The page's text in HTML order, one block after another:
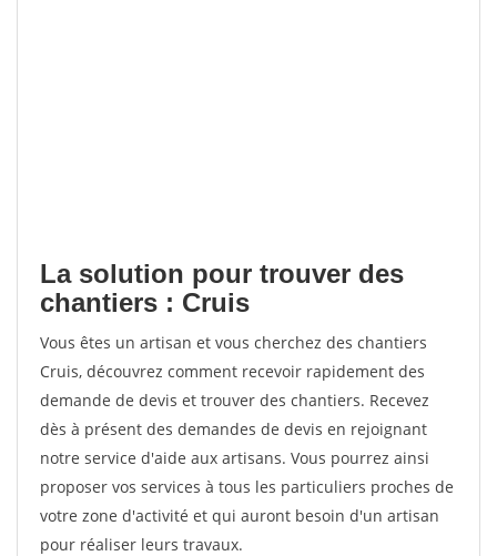
La solution pour trouver des
chantiers : Cruis
Vous êtes un artisan et vous cherchez des chantiers
Cruis, découvrez comment recevoir rapidement des
demande de devis et trouver des chantiers. Recevez
dès à présent des demandes de devis en rejoignant
notre service d'aide aux artisans. Vous pourrez ainsi
proposer vos services à tous les particuliers proches de
votre zone d'activité et qui auront besoin d'un artisan
pour réaliser leurs travaux.